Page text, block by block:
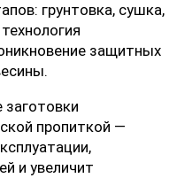
грунтовка, сушка,
защитных
заготовки
пропиткой —
и увеличит